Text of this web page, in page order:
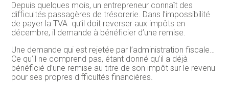
Dématérialisation / collecte
Depuis quelques mois, un entrepreneur connaît des
difficultés passagères de trésorerie. Dans l’impossibilité
de payer la TVA qu’il doit reverser aux impôts en
décembre, il demande à bénéficier d’une remise.
Une demande qui est rejetée par l’administration fiscale…
Ce qu’il ne comprend pas, étant donné qu’il a déjà
bénéficié d’une remise au titre de son impôt sur le revenu
pour ses propres difficultés financières.